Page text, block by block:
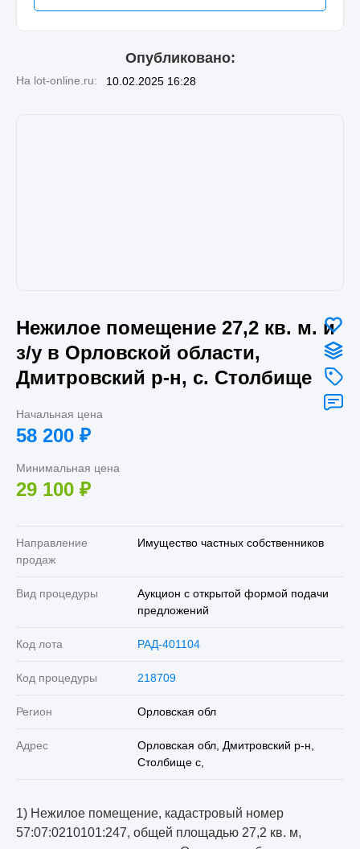
Опубликовано:
На lot-online.ru: 10.02.2025 16:28
Нежилое помещение 27,2 кв. м. и
з/у в Орловской области,
Дмитровский р-н, с. Столбище
Начальная цена
58 200 ₽
Минимальная цена
29 100 ₽
Направление
продаж
Имущество частных собственников
Вид процедуры
Аукцион с открытой формой подачи
предложений
Код лота РАД-401104
Код процедуры 218709
Регион Орловская обл
Адрес
Орловская обл, Дмитровский р-н,
Столбище с,
1) Нежилое помещение, кадастровый номер
57:07:0210101:247, общей площадью 27,2 кв. м,